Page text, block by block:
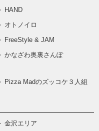
HAND
オトノイロ
FreeStyle & JAM
かなざわ奥裏さんぽ
Pizza Madのズッコケ３人組
金沢エリア